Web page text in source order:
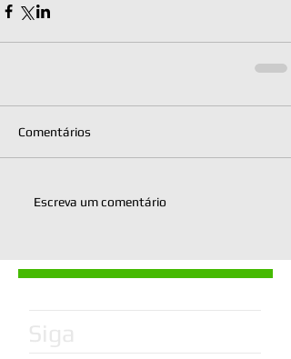
Comentários
Escreva um comentário